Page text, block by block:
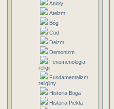
Anioły
Ateizm
Bóg
Cud
Deizm
Demonizm
Fenomenologia
religii
Fundamentalizm
religijny
Historia Boga
Historia Piekła